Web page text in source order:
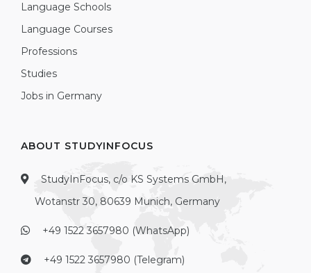
Language Schools
Language Courses
Professions
Studies
Jobs in Germany
ABOUT STUDYINFOCUS
StudyInFocus, c/o KS Systems GmbH,
Wotanstr 30, 80639 Munich, Germany
+49 1522 3657980 (WhatsApp)
+49 1522 3657980 (Telegram)